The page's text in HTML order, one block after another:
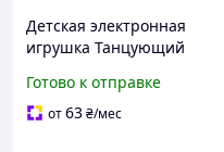
Детская электронная
игрушка Танцующий
кактус мелодии кактус
хаги весы и киси мисси
Готово к отправке
от63₴/мес